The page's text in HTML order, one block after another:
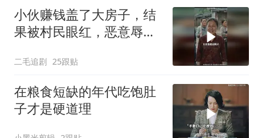
小伙赚钱盖了大房子，结
果被村民眼红，恶意辱
二毛追剧 25跟贴
在粮食短缺的年代吃饱肚
子才是硬道理